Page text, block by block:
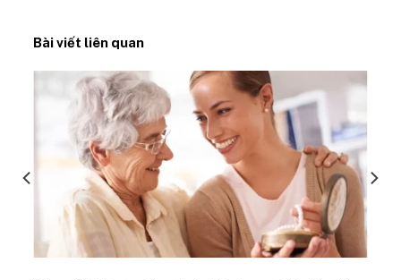
Bài viết liên quan